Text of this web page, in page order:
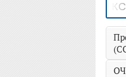
ЛОГБУ